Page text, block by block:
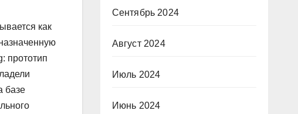
как
прототип
базе
Сентябрь 2024
Август 2024
Июль 2024
Июнь 2024